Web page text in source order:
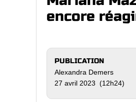
encore
PUBLICATION
Alexandra Demers
27 avril 2023 (12h24)